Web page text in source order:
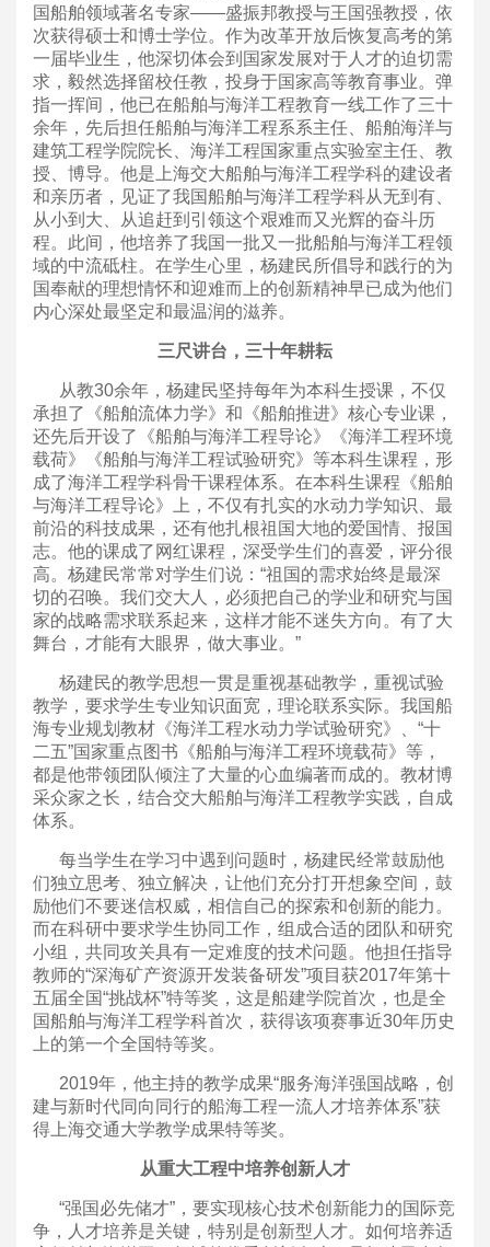
国船舶领域著名专家——盛振邦教授与王国强教授，依
次获得硕士和博士学位。作为改革开放后恢复高考的第
一届毕业生，他深切体会到国家发展对于人才的迫切需
求，毅然选择留校任教，投身于国家高等教育事业。弹
指一挥间，他已在船舶与海洋工程教育一线工作了三十
余年，先后担任船舶与海洋工程系系主任、船舶海洋与
建筑工程学院院长、海洋工程国家重点实验室主任、教
授、博导。他是上海交大船舶与海洋工程学科的建设者
和亲历者，见证了我国船舶与海洋工程学科从无到有、
从小到大、从追赶到引领这个艰难而又光辉的奋斗历
程。此间，他培养了我国一批又一批船舶与海洋工程领
域的中流砥柱。在学生心里，杨建民所倡导和践行的为
国奉献的理想情怀和迎难而上的创新精神早已成为他们
内心深处最坚定和最温润的滋养。
三尺讲台，三十年耕耘
从教30余年，杨建民坚持每年为本科生授课，不仅
承担了《船舶流体力学》和《船舶推进》核心专业课，
还先后开设了《船舶与海洋工程导论》《海洋工程环境
载荷》《船舶与海洋工程试验研究》等本科生课程，形
成了海洋工程学科骨干课程体系。在本科生课程《船舶
与海洋工程导论》上，不仅有扎实的水动力学知识、最
前沿的科技成果，还有他扎根祖国大地的爱国情、报国
志。他的课成了网红课程，深受学生们的喜爱，评分很
高。杨建民常常对学生们说：“祖国的需求始终是最深
切的召唤。我们交大人，必须把自己的学业和研究与国
家的战略需求联系起来，这样才能不迷失方向。有了大
舞台，才能有大眼界，做大事业。”
杨建民的教学思想一贯是重视基础教学，重视试验
教学，要求学生专业知识面宽，理论联系实际。我国船
海专业规划教材《海洋工程水动力学试验研究》、“十
二五”国家重点图书《船舶与海洋工程环境载荷》等，
都是他带领团队倾注了大量的心血编著而成的。教材博
采众家之长，结合交大船舶与海洋工程教学实践，自成
体系。
每当学生在学习中遇到问题时，杨建民经常鼓励他
们独立思考、独立解决，让他们充分打开想象空间，鼓
励他们不要迷信权威，相信自己的探索和创新的能力。
而在科研中要求学生协同工作，组成合适的团队和研究
小组，共同攻关具有一定难度的技术问题。他担任指导
教师的“深海矿产资源开发装备研发”项目获2017年第十
五届全国“挑战杯”特等奖，这是船建学院首次，也是全
国船舶与海洋工程学科首次，获得该项赛事近30年历史
上的第一个全国特等奖。
2019年，他主持的教学成果“服务海洋强国战略，创
建与新时代同向同行的船海工程一流人才培养体系”获
得上海交通大学教学成果特等奖。
从重大工程中培养创新人才
“强国必先储才”，要实现核心技术创新能力的国际竞
争，人才培养是关键，特别是创新型人才。如何培养适